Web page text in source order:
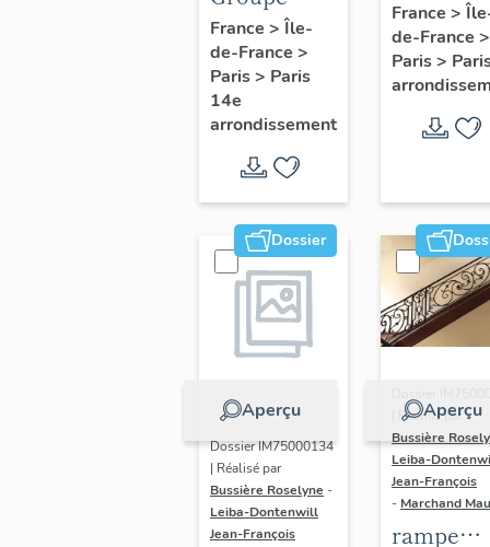
sculpté :
Les
Adolescents
France > Île-
de-France >
Paris> Paris
14e
arrondissement
d'appui,
escalier
l' hôtel
(non
France >
de-France >
Paris>
Dossier
Aperçu
Dossier IM75000134
| Réalisé par
Bussière Roselyne -
Leiba-Dontenwill
Jean-François
Aperçu
| Réalisé par
Bussière
Leiba-
Jean-François
- Marchand
rampe